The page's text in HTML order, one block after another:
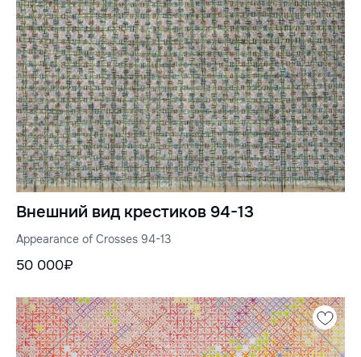
Внешний вид крестиков 94-13
Appearance of Crosses 94-13
50 000₽